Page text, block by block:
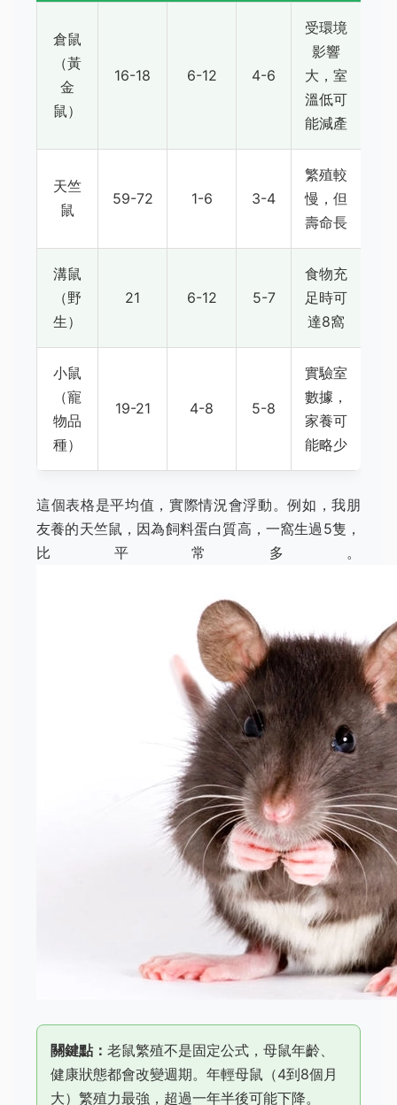
倉鼠
（黃
金
鼠）
16-18 6-12 4-6
受環境
影響
大，室
溫低可
能減產
天竺
鼠
59-72 1-6 3-4
繁殖較
慢，但
壽命長
溝鼠
（野
生）
21 6-12 5-7
食物充
足時可
達8窩
小鼠
（寵
物品
種）
19-21 4-8 5-8
實驗室
數據，
家養可
能略少
這個表格是平均值，實際情況會浮動。例如，我朋
友養的天竺鼠，因為飼料蛋白質高，一窩生過5隻，
比平常多。
關鍵點： 老鼠繁殖不是固定公式，母鼠年齡、
健康狀態都會改變週期。年輕母鼠（4到8個月
大）繁殖力最強，超過一年半後可能下降。